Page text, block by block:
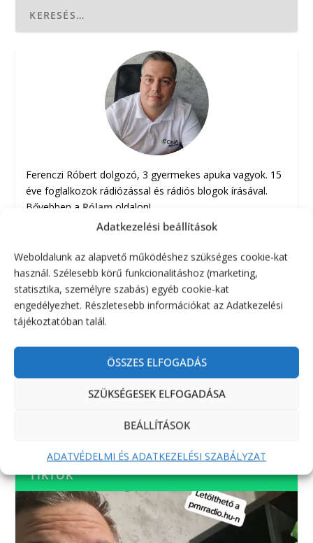
Adatkezelési beállítások
Weboldalunk az alapvető működéshez szükséges cookie-kat
használ. Szélesebb körű funkcionalitáshoz (marketing,
statisztika, személyre szabás) egyéb cookie-kat
engedélyezhet. Részletesebb információkat az Adatkezelési
tájékoztatóban talál.
ÖSSZES ELFOGADÁS
SZÜKSÉGESEK ELFOGADÁSA
BEÁLLÍTÁSOK
ADATVÉDELMI ÉS ADATKEZELÉSI SZABÁLYZAT
Ferenczi Róbert dolgozó, 3 gyermekes apuka vagyok. 15
éve foglalkozok rádiózással és rádiós blogok írásával.
Bővebben a Rólam oldalon!
YOUTUBE
TIKTOK